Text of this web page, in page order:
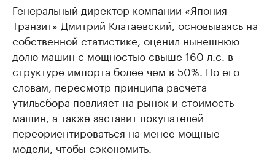
Генеральный директор компании «Япония
Транзит» Дмитрий Клатаевский, основываясь на
собственной статистике, оценил нынешнюю
долю машин с мощностью свыше 160 л.с. в
структуре импорта более чем в 50%. По его
словам, пересмотр принципа расчета
утильсбора повлияет на рынок и стоимость
машин, а также заставит покупателей
переориентироваться на менее мощные
модели, чтобы сэкономить.